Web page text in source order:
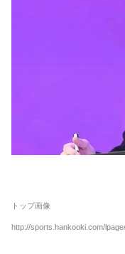
トップ画像
http://sports.hankooki.com/